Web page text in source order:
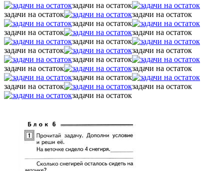
задачи на остаток
задачи на остаток
задачи на остаток
задачи на остаток
задачи на остаток
задачи на остаток
задачи на остаток
задачи на остаток
задачи на остаток
задачи на остаток
задачи на остаток
задачи на остаток
задачи на остаток
задачи на остаток
задачи на остаток
задачи на остаток